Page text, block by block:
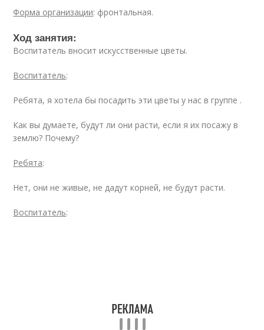
Форма организации: фронтальная.
Ход занятия:
Воспитатель вносит искусственные цветы.
Воспитатель:
Ребята, я хотела бы посадить эти цветы у нас в группе .
Как вы думаете, будут ли они расти, если я их посажу в
землю? Почему?
Ребята:
Нет, они не живые, не дадут корней, не будут расти.
Воспитатель: